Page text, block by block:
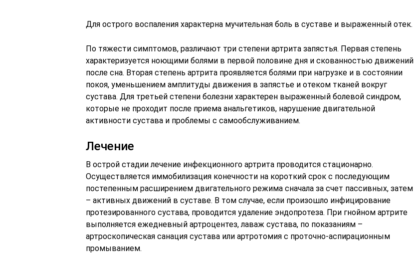
Для острого воспаления характерна мучительная боль в суставе и выраженный отек.
По тяжести симптомов, различают три степени артрита запястья. Первая степень
характеризуется ноющими болями в первой половине дня и скованностью движений
после сна. Вторая степень артрита проявляется болями при нагрузке и в состоянии
покоя, уменьшением амплитуды движения в запястье и отеком тканей вокруг
сустава. Для третьей степени болезни характерен выраженный болевой синдром,
которые не проходит после приема анальгетиков, нарушение двигательной
активности сустава и проблемы с самообслуживанием.
Лечение
В острой стадии лечение инфекционного артрита проводится стационарно.
Осуществляется иммобилизация конечности на короткий срок с последующим
постепенным расширением двигательного режима сначала за счет пассивных, затем
– активных движений в суставе. В том случае, если произошло инфицирование
протезированного сустава, проводится удаление эндопротеза. При гнойном артрите
выполняется ежедневный артроцентез, лаваж сустава, по показаниям –
артроскопическая санация сустава или артротомия с проточно-аспирационным
промыванием.